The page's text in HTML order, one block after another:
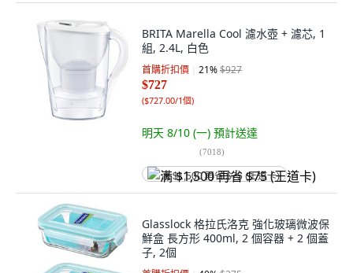
BRITA Marella Cool 濾水壺 + 濾芯, 1
組, 2.4L, 白色
首購折扣價 21%$927
$727
($727.00/1個)
明天 8/10 (一) 預計送達
(7018)
满 $1,500 再省 $75 (王道卡)
Glasslock 格拉氏洛克 強化玻璃微波保
鮮盒 長方形 400ml, 2 個容器 + 2 個蓋
子, 2個